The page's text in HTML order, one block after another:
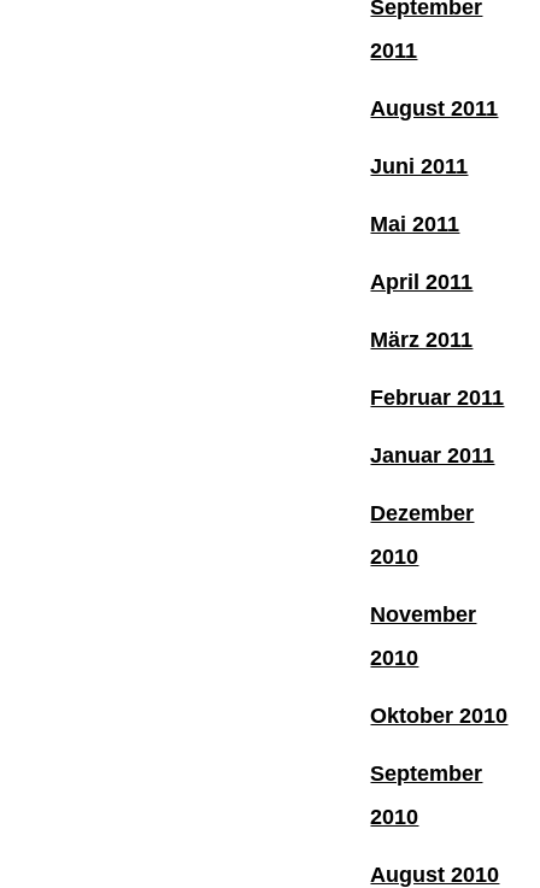
September
2011
August 2011
Juni 2011
Mai 2011
April 2011
März 2011
Februar 2011
Januar 2011
Dezember
2010
November
2010
Oktober 2010
September
2010
August 2010